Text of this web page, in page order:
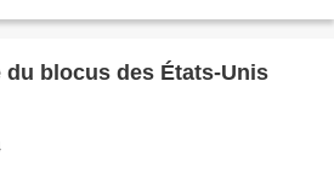
du blocus des États-Unis